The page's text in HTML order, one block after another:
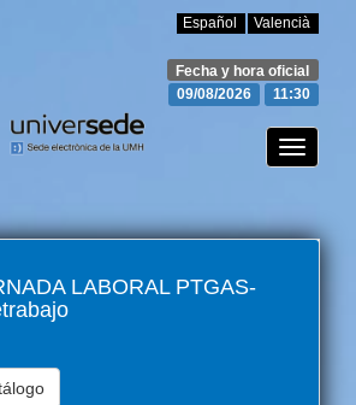
Español Valencià
Fecha y hora oficial
09/08/2026
11:30
Toggle
LABORAL PTGAS-